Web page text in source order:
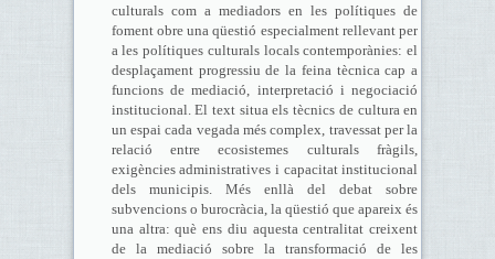
culturals com a mediadors en les polítiques de
foment obre una qüestió especialment rellevant per
a les polítiques culturals locals contemporànies: el
desplaçament progressiu de la feina tècnica cap a
funcions de mediació, interpretació i negociació
institucional. El text situa els tècnics de cultura en
un espai cada vegada més complex, travessat per la
relació entre ecosistemes culturals fràgils,
exigències administratives i capacitat institucional
dels municipis. Més enllà del debat sobre
subvencions o burocràcia, la qüestió que apareix és
una altra: què ens diu aquesta centralitat creixent
de la mediació sobre la transformació de les